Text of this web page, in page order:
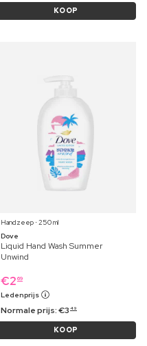
KOOP
Handzeep ⋅ 250 ml
Dove
Liquid Hand Wash Summer
Unwind
€2 69
Ledenprijs
Normale prijs:€3 49
KOOP